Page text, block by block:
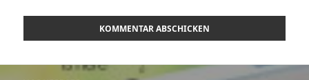
Beitragsnavigation